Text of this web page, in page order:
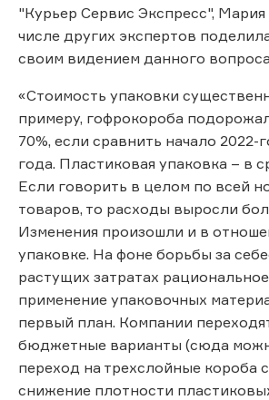
"Курьер Сервис Экспресс",
числе других экспертов
своим видением данного
«Стоимость упаковки
примеру, гофрокороба
70%, если сравнить начало 2022-
года. Пластиковая упаковка – в
Если говорить в целом по всей
товаров, то расходы выросли
Изменения произошли и в
упаковке. На фоне борьбы за
растущих затратах
применение упаковочных
первый план. Компании
бюджетные варианты (сюда
переход на трехслойные короба
снижение плотности